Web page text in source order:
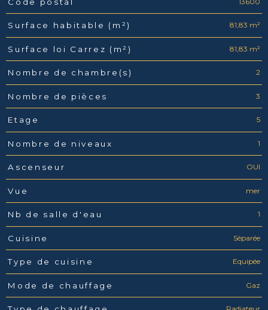
Caractéristiques Valeurs
Surface habitable (m²) 81,83 m²
Surface loi Carrez (m²) 81,83 m²
Nombre de chambre(s) 2
Nombre de pièces 3
Etage 5
Nombre de niveaux 1
Ascenseur OUI
Vue mer
Nb de salle d'eau 1
Cuisine Séparée
Type de cuisine Equipée
Mode de chauffage Gaz